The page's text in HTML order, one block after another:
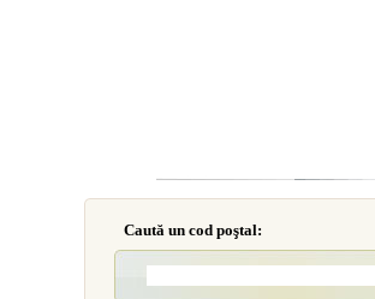
Caută un cod poştal: